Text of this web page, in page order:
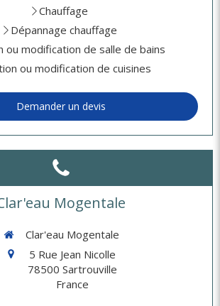
Chauffage
Dépannage chauffage
ou modification de salle de bains
ou modification de cuisines
Demander un devis
Mogentale
Clar'eau Mogentale
5 Rue Jean Nicolle
78500 Sartrouville
France